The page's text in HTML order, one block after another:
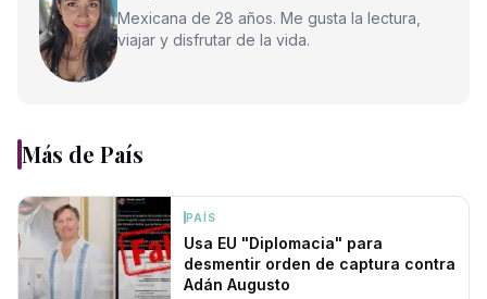
Mexicana de 28 años. Me gusta la lectura,
viajar y disfrutar de la vida.
Más de País
PAÍS
Usa EU "Diplomacia" para
desmentir orden de captura contra
Adán Augusto